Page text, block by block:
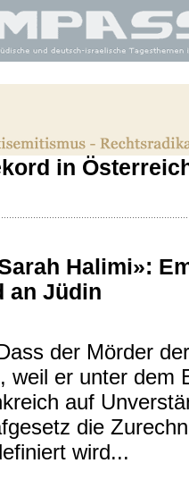
in
Halimi»:
an Jüdin
der Mörder
weil er unter dem
auf
die
wird...